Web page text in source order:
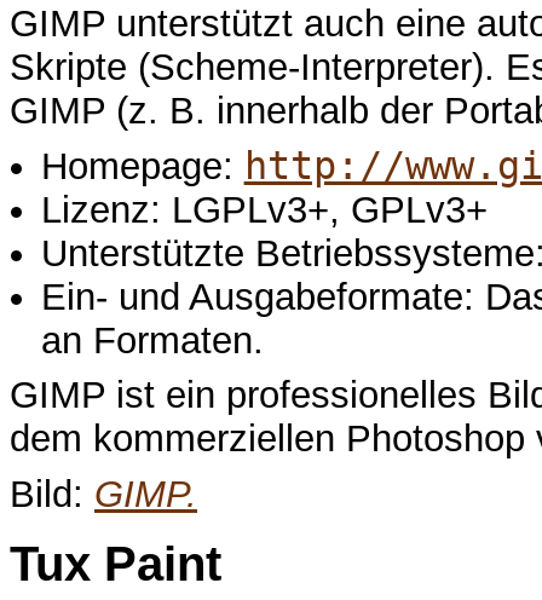
GIMP unterstützt auch eine
Skripte (Scheme-Interpreter).
GIMP (z. B. innerhalb der
Homepage: http://
Lizenz: LGPLv3+, GPLv3+
Unterstützte
Ein- und Ausgabeformate:
an Formaten.
GIMP ist ein professionelles
dem kommerziellen
Bild: GIMP.
Tux Paint